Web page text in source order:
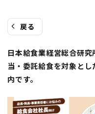
戻る
日本給食業経営総合研
当・委託給食を対象と
内です。